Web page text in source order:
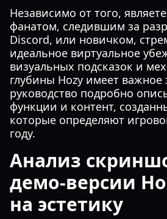
Независимо от того,
фанатом, следившим за
Discord, или новичком,
идеальное виртуальное
визуальных подсказок и
глубины Hozy имеет важное
руководство подробно
функции и контент,
которые определяют
году.
Анализ
демо-версии
на эстетику